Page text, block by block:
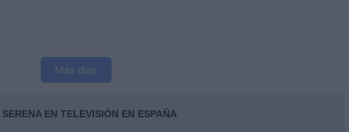
Más días
EN TELEVISIÓN EN ESPAÑA